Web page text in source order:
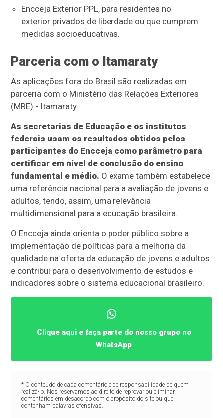
Encceja Exterior PPL, para residentes no
exterior privados de liberdade ou que cumprem
medidas socioeducativas.
Parceria com o Itamaraty
As aplicações fora do Brasil são realizadas em
parceria com o Ministério das Relações Exteriores
(MRE) - Itamaraty.
As secretarias de Educação e os institutos
federais usam os resultados obtidos pelos
participantes do Encceja como parâmetro para
certificar em nível de conclusão do ensino
fundamental e médio. O exame também estabelece
uma referência nacional para a avaliação de jovens e
adultos, tendo, assim, uma relevância
multidimensional para a educação brasileira.
O Encceja ainda orienta o poder público sobre a
implementação de políticas para a melhoria da
qualidade na oferta da educação de jovens e adultos
e contribui para o desenvolvimento de estudos e
indicadores sobre o sistema educacional brasileiro.
Clique aqui e faça parte do nosso grupo no
WhatsApp
* O conteúdo de cada comentário é de responsabilidade de quem
realizá-lo. Nos reservamos ao direito de reprovar ou eliminar
comentários em desacordo com o propósito do site ou que
contenham palavras ofensivas.